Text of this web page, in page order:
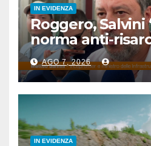
IN EVIDENZA
Roggero, Salvini
norma anti-
grazia profilo
AGO 7, 2026
IN EVIDENZA